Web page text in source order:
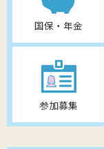
国保・年金
参加募集